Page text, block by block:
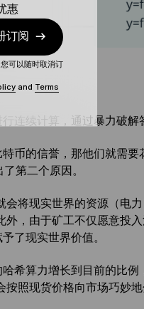
连续计算，通过暴力破解
币的信誉，那他们就需
第二个原因。
将现实世界的资源（电
，由于矿工不仅愿意投
了现实世界价值。
希算力增长到目前的比
照现货价格向市场巧妙地
惠
订阅
可以随时取消订
and Terms